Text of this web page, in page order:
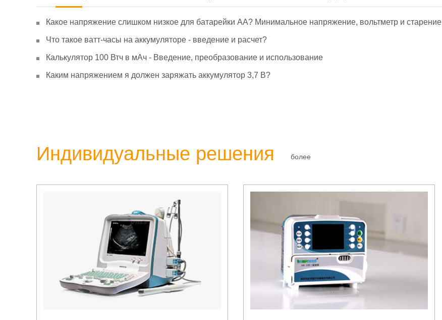
Какое напряжение слишком низкое для батарейки АА? Минимальное напряжение, вольтметр и старение
Что такое ватт-часы на аккумуляторе - введение и расчет?
Калькулятор 100 Втч в мАч - Введение, преобразование и использование
Каким напряжением я должен заряжать аккумулятор 3,7 В?
Индивидуальные решения более